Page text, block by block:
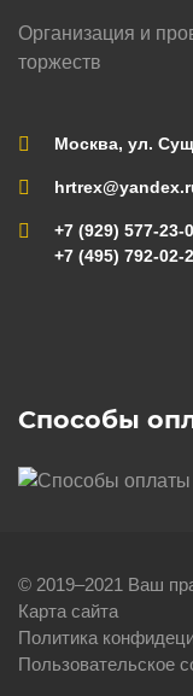
Организация и
торжеств
Москва, ул.
+7 (929) 577-23-
+7 (495) 792-02-
Способы
© 2019–2021 Ваш
Карта сайта
Политика
Пользовательское